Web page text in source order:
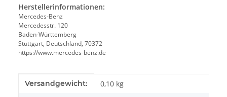
Herstellerinformationen:
Mercedes-Benz
Mercedesstr. 120
Baden-Württemberg
Stuttgart, Deutschland, 70372
https://www.mercedes-benz.de
Produkteigenschaft
Wert
Versandgewicht: 0,10 kg